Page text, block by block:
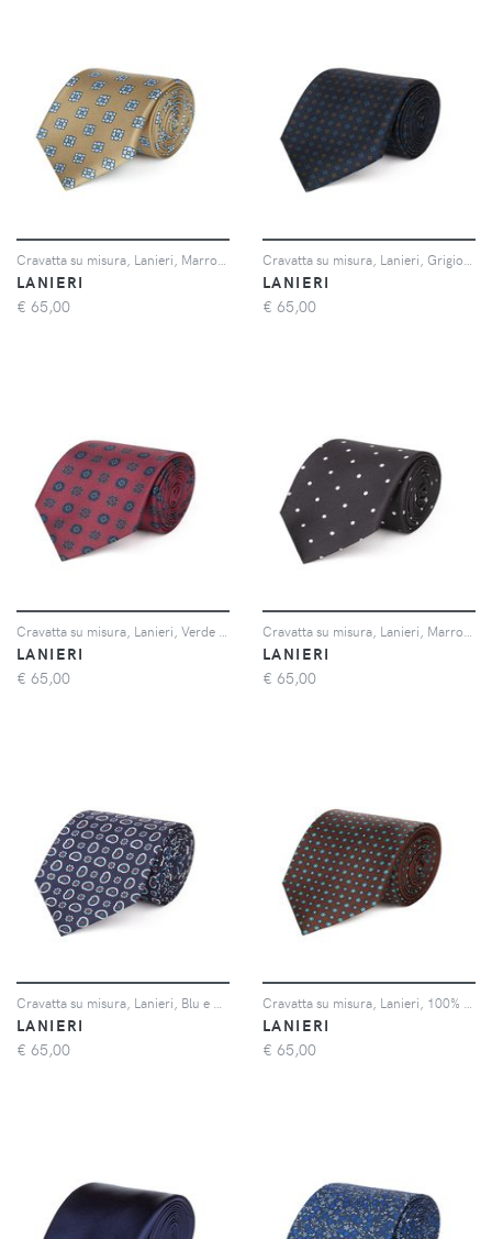
Cravatta su misura, Lanieri, Marrone Twill Seta Microdisegni, Quattro Stagioni | Lanieri
LANIERI
€ 65,00
Cravatta su misura, Lanieri, Grigio Chiaro twill di Seta, Quattro Stagioni | Lanieri
LANIERI
€ 65,00
Cravatta su misura, Lanieri, Verde floreale blu e arancio in twill di Seta, Quattro Stagioni | Lanieri
LANIERI
€ 65,00
Cravatta su misura, Lanieri, Marrone Flanella di Lana Alpaca Cashmere, Quattro Stagioni | Lanieri
LANIERI
€ 65,00
Cravatta su misura, Lanieri, Blu e Blu elettrico Regimental in twill di Seta, Quattro Stagioni | Lanieri
LANIERI
€ 65,00
Cravatta su misura, Lanieri, 100% Seta Marrone, Quattro Stagioni | Lanieri
LANIERI
€ 65,00